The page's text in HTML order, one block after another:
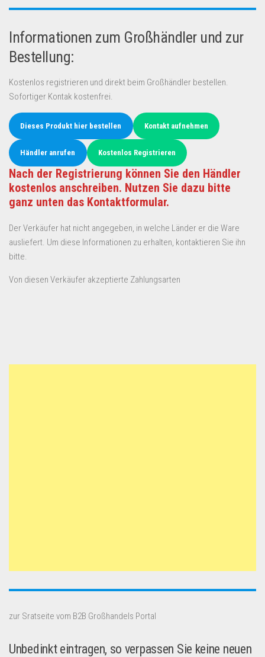
Informationen zum Großhändler und zur
Bestellung:
Kostenlos registrieren und direkt beim Großhändler bestellen.
Sofortiger Kontak kostenfrei.
Dieses Produkt hier bestellen Kontakt aufnehmen
Händler anrufen Kostenlos Registrieren
Nach der Registrierung können Sie den Händler
kostenlos anschreiben. Nutzen Sie dazu bitte
ganz unten das Kontaktformular.
Der Verkäufer hat nicht angegeben, in welche Länder er die Ware
ausliefert. Um diese Informationen zu erhalten, kontaktieren Sie ihn
bitte.
Von diesen Verkäufer akzeptierte Zahlungsarten
zur Sratseite vom B2B Großhandels Portal
Unbedinkt eintragen, so verpassen Sie keine neuen